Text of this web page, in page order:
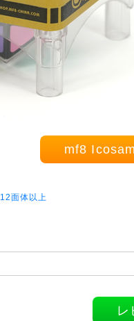
mf8
12面体以上
レ